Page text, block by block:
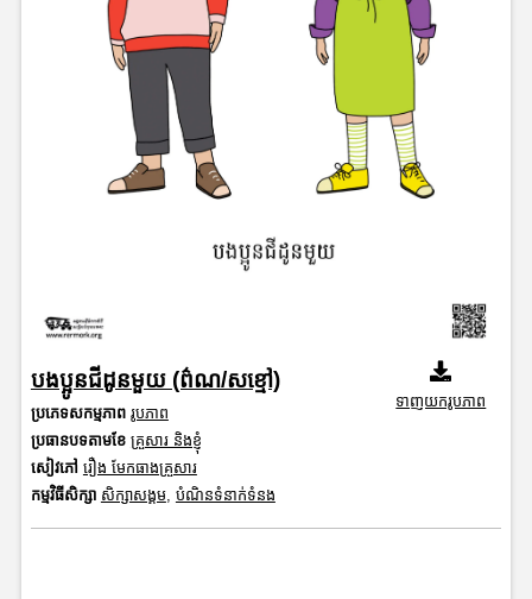
បងប្អូនជីដូនមួយ (ព៌ណ/សខ្មៅ)
ប្រភេទសកម្មភាព រូបភាព
ប្រធានបទតាមខែ គ្រួសារ និងខ្ញុំ
សៀវភៅ រឿង មែកធាងគ្រួសារ
កម្មវិធីសិក្សា សិក្សាសង្គម, បំណិនទំនាក់ទំនង
ទាញយករូបភាព